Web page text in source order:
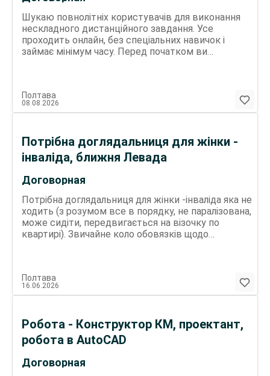
Шукаю повнолітніх користувачів для виконання
нескладного дистанційного завдання. Усе
проходить онлайн, без спеціальних навичок і
займає мінімум часу. Перед початком ви
Полтава
08.08.2026
Договорная
Потрібна доглядальниця для жінки -
інваліда, ближня Левада
Потрібна доглядальниця для жінки -інваліда яка не
ходить (з розумом все в порядку, не паралізована,
може сидіти, передвигається на візочку по
квартирі). Звичайне коло обовязків щодо
Знаходиться на ближній Леваді. Більш конкретно
по телефону
Полтава
16.06.2026
Договорная
Робота - Конструктор КМ, проектант,
робота в AutoCAD